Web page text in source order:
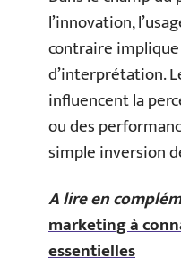
l’innovation,
contraire
d’interprétation.
influencent la
ou des
simple inversion
A lire en
marketing à
essentielles